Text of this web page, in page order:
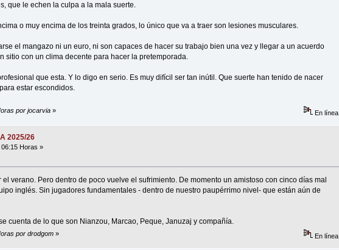
que le echen la culpa a la mala suerte.
o muy encima de los treinta grados, lo único que va a traer son lesiones musculares.
el mangazo ni un euro, ni son capaces de hacer su trabajo bien una vez y llegar a un acuerdo
sitio con un clima decente para hacer la pretemporada.
que esta. Y lo digo en serio. Es muy difícil ser tan inútil. Que suerte han tenido de nacer
estar escondidos.
por jocarvia» En línea
2025/26
Horas »
verano. Pero dentro de poco vuelve el sufrimiento. De momento un amistoso con cinco días mal
inglés. Sin jugadores fundamentales - dentro de nuestro paupérrimo nivel- que están aún de
cuenta de lo que son Nianzou, Marcao, Peque, Januzaj y compañía.
por drodgom» En línea